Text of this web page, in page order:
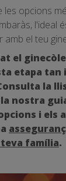
les opcions
l'ideal
el teu
el
etapa
la
nostra
i els
família.